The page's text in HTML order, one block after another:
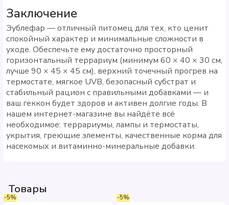
Заключение
Эублефар — отличный питомец для тех, кто ценит
спокойный характер и минимальные сложности в
уходе. Обеспечьте ему достаточно просторный
горизонтальный террариум (минимум 60 × 40 × 30 см,
лучше 90 × 45 × 45 см), верхний точечный прогрев на
термостате, мягкое UVB, безопасный субстрат и
стабильный рацион с правильными добавками — и
ваш геккон будет здоров и активен долгие годы. В
нашем интернет-магазине вы найдёте всё
необходимое: террариумы, лампы и термостаты,
укрытия, греющие элементы, качественные корма для
насекомых и витаминно-минеральные добавки.
Товары
-5% -5%